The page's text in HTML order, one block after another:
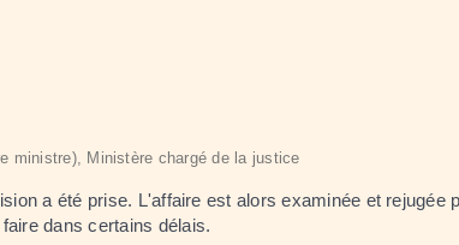
ministre), Ministère chargé de la justice
a été prise. L'affaire est alors examinée et
dans certains délais.